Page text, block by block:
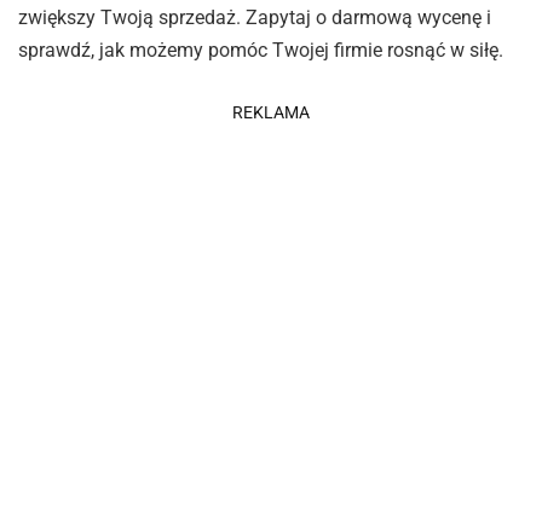
zwiększy Twoją sprzedaż. Zapytaj o darmową wycenę i
sprawdź, jak możemy pomóc Twojej firmie rosnąć w siłę.
REKLAMA